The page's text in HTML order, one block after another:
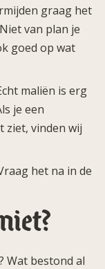
graag het
van plan je
goed op wat
maliën is erg
je een
ziet, vinden wij
het na in de
Wat bestond al